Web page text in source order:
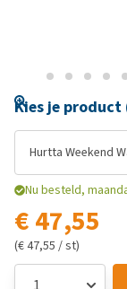
Kies je
Hurtta Weekend
Nu besteld,
€ 47,55
(€ 47,55 / st)